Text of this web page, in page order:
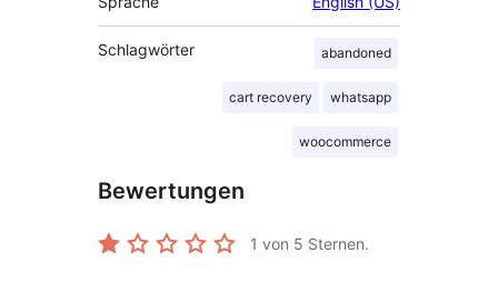
Schlagwörter abandoned
cart recovery whatsapp
woocommerce
Bewertungen
1 von 5 Sternen.